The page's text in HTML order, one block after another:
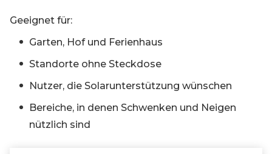
Geeignet für:
Garten, Hof und Ferienhaus
Standorte ohne Steckdose
Nutzer, die Solarunterstützung wünschen
Bereiche, in denen Schwenken und Neigen
nützlich sind